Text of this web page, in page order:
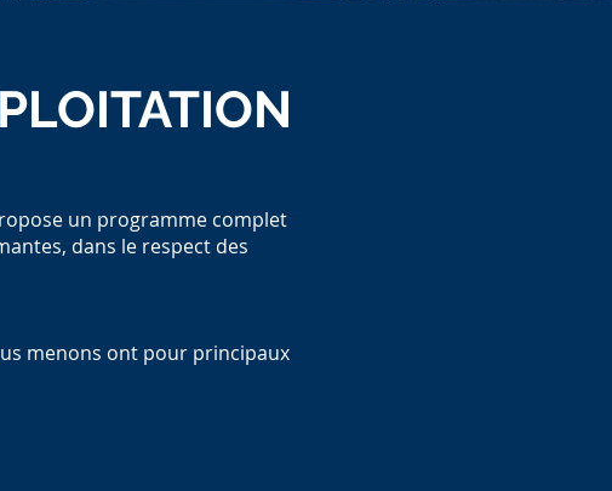
un programme complet
dans le respect des
menons ont pour principaux
un programme complet
dans le respect des
menons ont pour principaux